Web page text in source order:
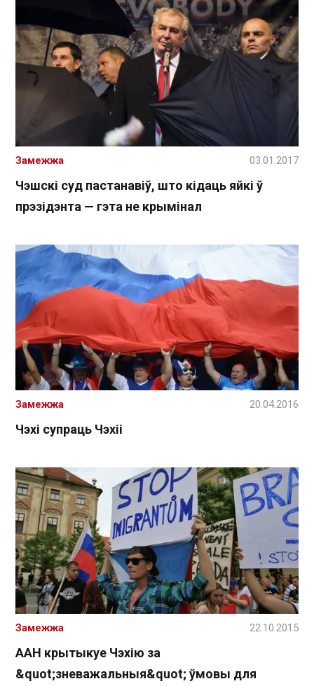
Чэшскі суд пастанавіў, што кідаць яйкі ў
прэзідэнта — гэта не крымінал
Замежжа 03.01.2017
Чэхі супраць Чэхіі
Замежжа 20.04.2016
ААН крытыкуе Чэхію за
&quot;зневажальныя&quot; ўмовы для
Замежжа 22.10.2015